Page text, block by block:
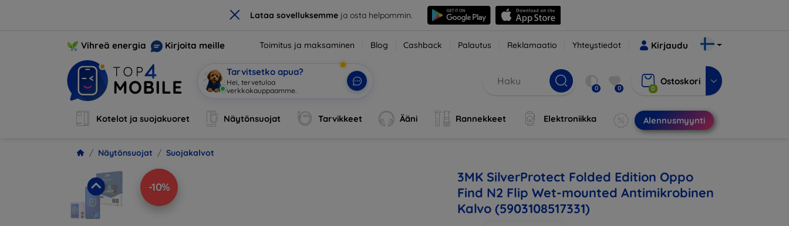
× Lataa sovelluksemmeja osta helpommin.
Vihreä energia Kirjoita meille Toimitus ja maksaminen Blog Cashback Palautus Reklamaatio Yhteystiedot Kirjaudu
Tarvitsetko apua?
Olen| 0 0 0
Ostoskori
Kotelot ja suojakuoret Näytönsuojat Tarvikkeet Ääni Rannekkeet Elektroniikka Alennusmyynti
Näytönsuojat Suojakalvot
-10%
3MK SilverProtect Folded Edition Oppo
Find N2 Flip Wet-mounted Antimikrobinen
Kalvo (5903108517331)